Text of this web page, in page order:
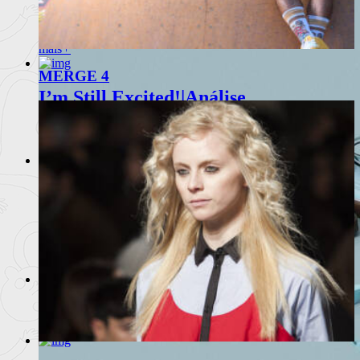
MERGE 4
Mário Coelho e Rita Rocha Silva numa entrega totalLer
mais+
I’m Still Excited!|Análise
Sequela de I'm So Excited! de Mário Coelho, com Ri
mais
É Difícil Para Mim Dançar | Análise
Novo projecto de Mário Coelho em cena no Teatro da
Teatro em Almada
Durante o mês de Fevereiro a cidade de Almada acolLer